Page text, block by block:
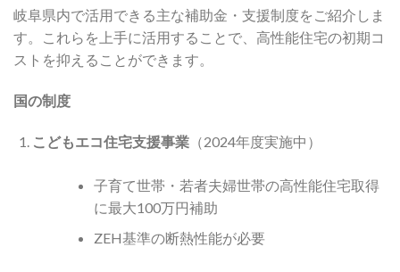
岐阜県内で活用できる主な補助金・支援制度をご紹介しま
す。これらを上手に活用することで、高性能住宅の初期コ
ストを抑えることができます。
国の制度
こどもエコ住宅支援事業（2024年度実施中）
子育て世帯・若者夫婦世帯の高性能住宅取得
に最大100万円補助
ZEH基準の断熱性能が必要